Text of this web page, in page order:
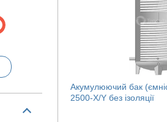
Акумулюючий бак
2500-X/Y без ізоляції